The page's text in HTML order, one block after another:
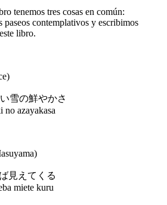
tenemos tres cosas en común:
paseos contemplativos y escribimos
libro.
雪の鮮やかさ
no azayakasa
見えてくる
miete kuru